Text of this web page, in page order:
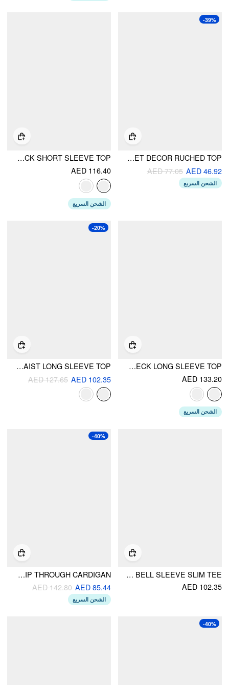
-39%
V-NECK RIVET DECOR RUCHED TOP
AED 46.92
AED 77.05
الشحن السريع
LINEN-BLEND HENLEY NECK SHORT SLEEVE TOP
AED 116.40
الشحن السريع
CABLE KNIT STRIPE V-NECK LONG SLEEVE TOP
AED 133.20
الشحن السريع
-20%
KNIT HOODED DRAWSTRING CINCHED WAIST LONG SLEEVE TOP
AED 102.35
AED 127.65
STRIPED BOAT NECK BELL SLEEVE SLIM TEE
AED 102.35
-40%
KNIT HOODED LONG SLEEVE CONTRASTING BINDING ZIP THROUGH CARDIGAN
AED 85.44
AED 142.80
الشحن السريع
-40%